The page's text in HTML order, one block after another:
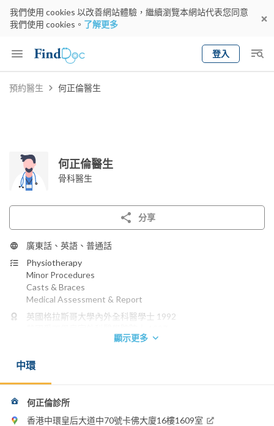
我們使用 cookies 以改善網站體驗，繼續瀏覽本網站代表您同意
我們使用 cookies。 了解更多
登入
Keyword
預約醫生 何正倫醫生
何正倫醫生
骨科醫生
分享
廣東話、英語、普通話
Physiotherapy
Minor Procedures
Casts & Braces
Medical Assessment & Report
英國格拉斯哥大學內外全科醫學士 1992
英國皇家外科醫學院院士 1997
香港骨科醫學院院士 2001
2525 1689
2868 9418
顯示更多
中環
何正倫診所
香港中環皇后大道中70號卡佛大廈16樓1609室